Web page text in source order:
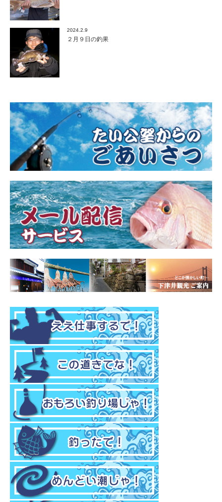
2024.2.9
２月９日の釣果